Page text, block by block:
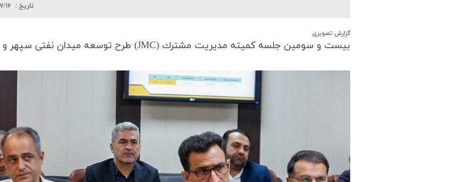
تاريخ :
گزارش تصويری
بیست و سومین جلسه كمیته مدیریت مشترك (JMC) طرح توسعه میدان نفتی سپهر و جفیر